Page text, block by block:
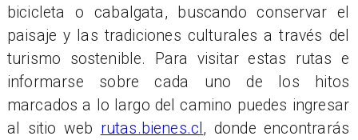
bicicleta o cabalgata, buscando conservar el
paisaje y las tradiciones culturales a través del
turismo sostenible. Para visitar estas rutas e
informarse sobre cada uno de los hitos
marcados a lo largo del camino puedes ingresar
al sitio web rutas.bienes.cl , donde encontrarás